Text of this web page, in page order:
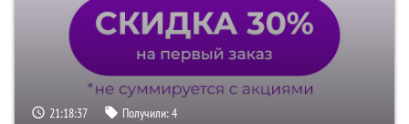
21:18:36 Получили:4